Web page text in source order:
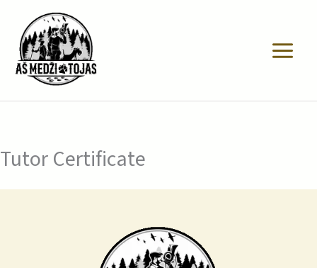
turinio
Tutor Certificate